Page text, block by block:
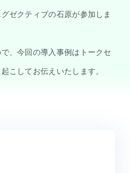
ゼクティブの石原が参加しま
、今回の導入事例はトークセ
こしてお伝えいたします。